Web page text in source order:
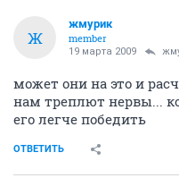
Ж
жмурик
member
19 марта 2009
может они на это и
нам треплют нервы...
его легче победить
ОТВЕТИТЬ